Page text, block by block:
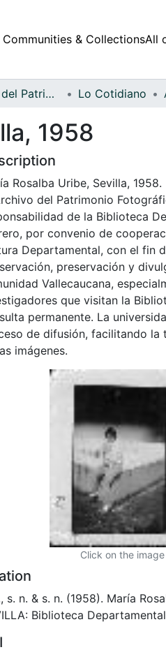
Communities & CollectionsAll
Fondo Archivo del Patrimonio Fotográfico y Fílmico del Valle del Cauca Lo Cotidiano
1958
Rosalba Uribe, Sevilla, 1958.
del Patrimonio
de la Biblioteca
por convenio de
Departamental, con el fin
preservación y
Vallecaucana,
que visitan la
permanente. La
de difusión, facilitando la
imágenes.
Click on the
s. n. & s. n. (1958). María
Biblioteca